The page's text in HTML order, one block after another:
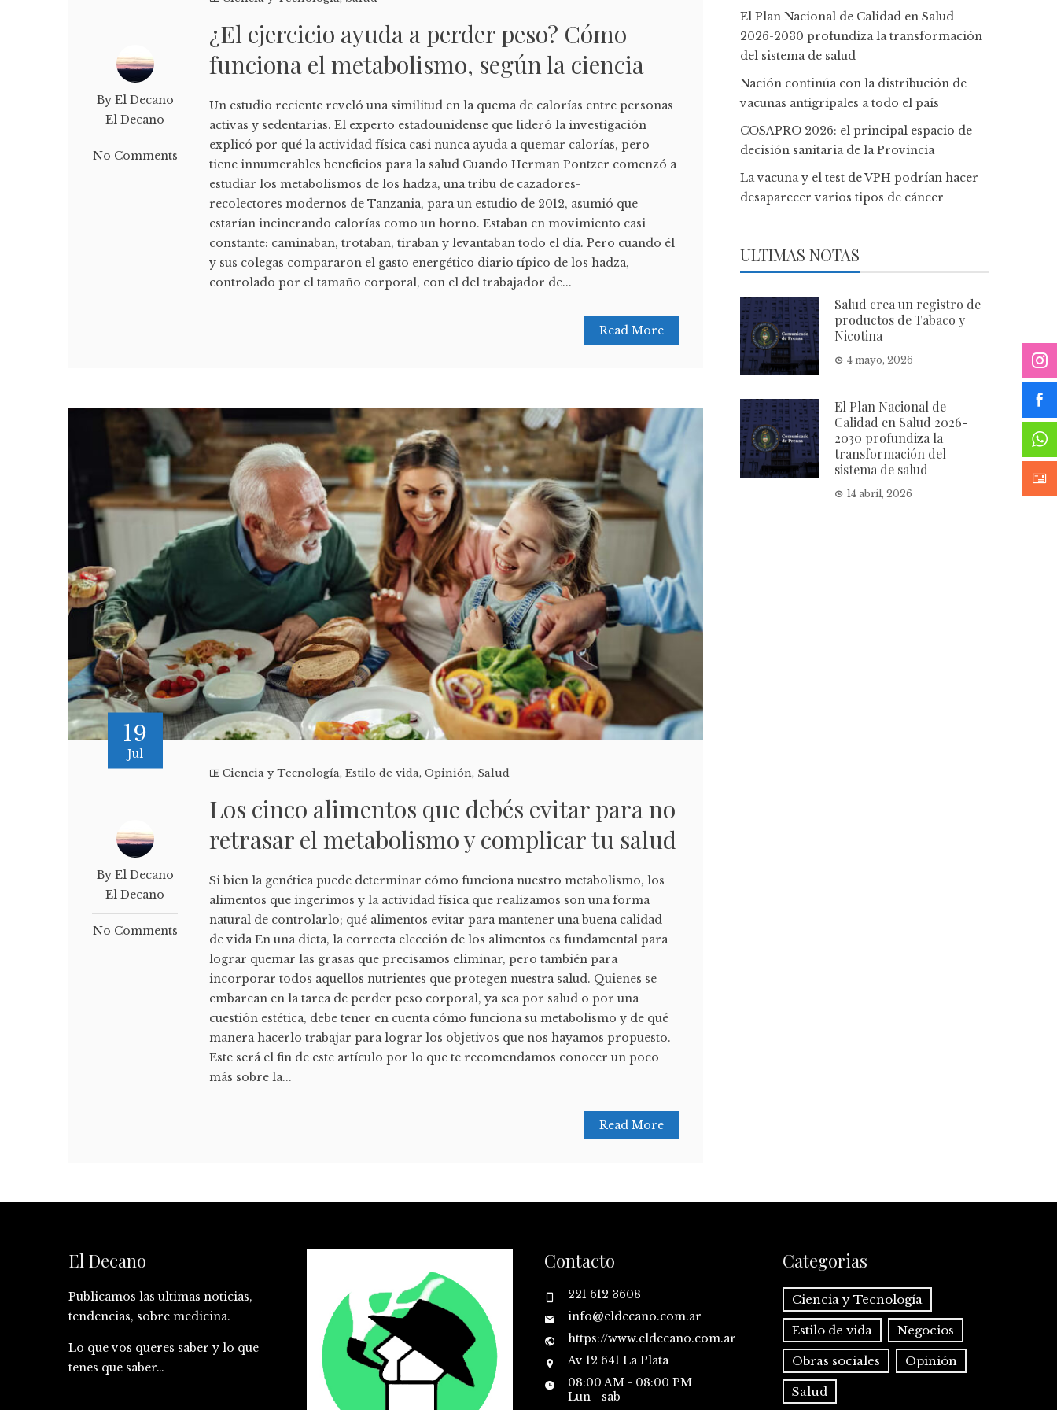
By El Decano
El Decano
No Comments
¿El ejercicio ayuda a perder peso? Cómo
funciona el metabolismo, según la ciencia
Un estudio reciente reveló una similitud en la quema de calorías entre personas
activas y sedentarias. El experto estadounidense que lideró la investigación
explicó por qué la actividad física casi nunca ayuda a quemar calorías, pero
tiene innumerables beneficios para la salud Cuando Herman Pontzer comenzó a
estudiar los metabolismos de los hadza, una tribu de cazadores-
recolectores modernos de Tanzania, para un estudio de 2012, asumió que
estarían incinerando calorías como un horno. Estaban en movimiento casi
constante: caminaban, trotaban, tiraban y levantaban todo el día. Pero cuando él
y sus colegas compararon el gasto energético diario típico de los hadza,
controlado por el tamaño corporal, con el del trabajador de...
Read More
19
Jul
By El Decano
El Decano
No Comments
Ciencia y Tecnología,Estilo de vida,Opinión, Salud
Los cinco alimentos que debés evitar para no
retrasar el metabolismo y complicar tu salud
Si bien la genética puede determinar cómo funciona nuestro metabolismo, los
alimentos que ingerimos y la actividad física que realizamos son una forma
natural de controlarlo; qué alimentos evitar para mantener una buena calidad
de vida En una dieta, la correcta elección de los alimentos es fundamental para
lograr quemar las grasas que precisamos eliminar, pero también para
incorporar todos aquellos nutrientes que protegen nuestra salud. Quienes se
embarcan en la tarea de perder peso corporal, ya sea por salud o por una
cuestión estética, debe tener en cuenta cómo funciona su metabolismo y de qué
manera hacerlo trabajar para lograr los objetivos que nos hayamos propuesto.
Este será el fin de este artículo por lo que te recomendamos conocer un poco
más sobre la...
Read More
El Plan Nacional de Calidad en Salud
2026-2030 profundiza la transformación
del sistema de salud
Nación continúa con la distribución de
vacunas antigripales a todo el país
COSAPRO 2026: el principal espacio de
decisión sanitaria de la Provincia
La vacuna y el test de VPH podrían hacer
desaparecer varios tipos de cáncer
ULTIMAS NOTAS
Salud crea un registro de
productos de Tabaco y
Nicotina
4 mayo, 2026
El Plan Nacional de
Calidad en Salud 2026-
2030 profundiza la
transformación del
sistema de salud
14 abril, 2026
El Decano
Publicamos las ultimas noticias,
tendencias, sobre medicina.
Lo que vos queres saber y lo que
tenes que saber…
Contacto
221 612 3608
info@eldecano.com.ar
https://www.eldecano.com.ar
Av 12 641 La Plata
08:00 AM - 08:00 PM
Lun - sab
Categorias
Ciencia y Tecnología
Estilo de vida Negocios
Obras sociales Opinión
Salud